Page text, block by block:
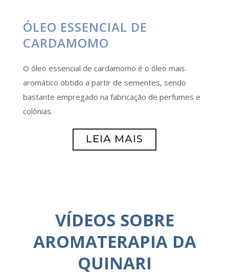
ÓLEO ESSENCIAL DE
CARDAMOMO
O óleo essencial de cardamomo é o óleo mais
aromático obtido a partir de sementes, sendo
bastante empregado na fabricação de perfumes e
colônias.
LEIA MAIS
VÍDEOS SOBRE
AROMATERAPIA DA
QUINARI